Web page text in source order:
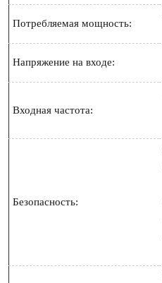
Потребляемая мощность:
Напряжение на входе:
Входная частота:
Безопасность: